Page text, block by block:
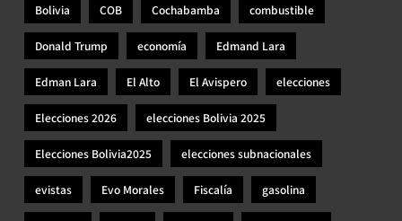
Bolivia COB Cochabamba combustible
Donald Trump economía Edmand Lara
Edman Lara El Alto El Avispero elecciones
Elecciones 2026 elecciones Bolivia 2025
Elecciones Bolivia2025 elecciones subnacionales
evistas Evo Morales Fiscalía gasolina